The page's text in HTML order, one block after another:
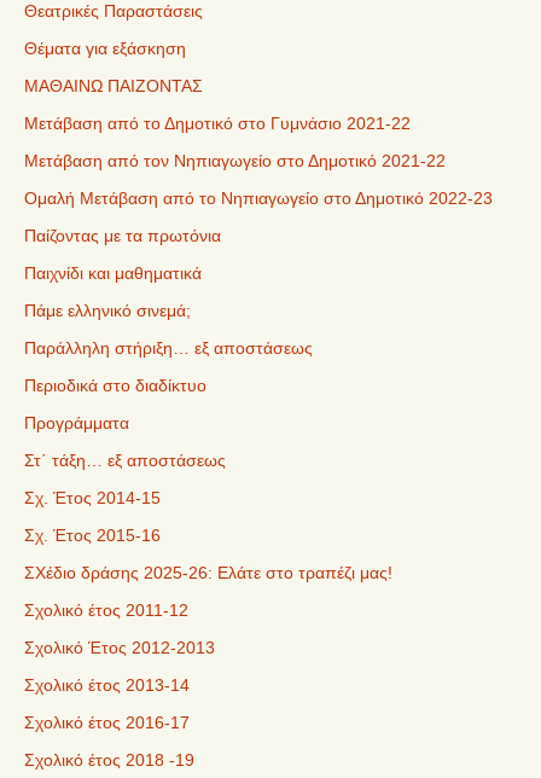
Θεατρικές Παραστάσεις
Θέματα για εξάσκηση
ΜΑΘΑΙΝΩ ΠΑΙΖΟΝΤΑΣ
Μετάβαση από το Δημοτικό στο Γυμνάσιο 2021-22
Μετάβαση από τον Νηπιαγωγείο στο Δημοτικό 2021-22
Ομαλή Μετάβαση από το Νηπιαγωγείο στο Δημοτικό 2022-23
Παίζοντας με τα πρωτόνια
Παιχνίδι και μαθηματικά
Πάμε ελληνικό σινεμά;
Παράλληλη στήριξη… εξ αποστάσεως
Περιοδικά στο διαδίκτυο
Προγράμματα
Στ΄ τάξη… εξ αποστάσεως
Σχ. Έτος 2014-15
Σχ. Έτος 2015-16
ΣΧέδιο δράσης 2025-26: Ελάτε στο τραπέζι μας!
Σχολικό έτος 2011-12
Σχολικό Έτος 2012-2013
Σχολικό έτος 2013-14
Σχολικό έτος 2016-17
Σχολικό έτος 2018 -19